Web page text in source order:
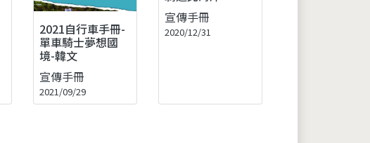
2021自行車手冊-
單車騎士夢想國
境-韓文
宣傳手冊
2021/09/29
宣傳手冊
2020/12/31